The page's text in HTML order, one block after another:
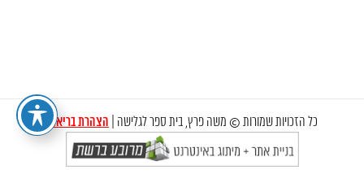
כל הזכויות שמורות © משה פרץ, בית ספר לגלישה | הצהרת בריאות